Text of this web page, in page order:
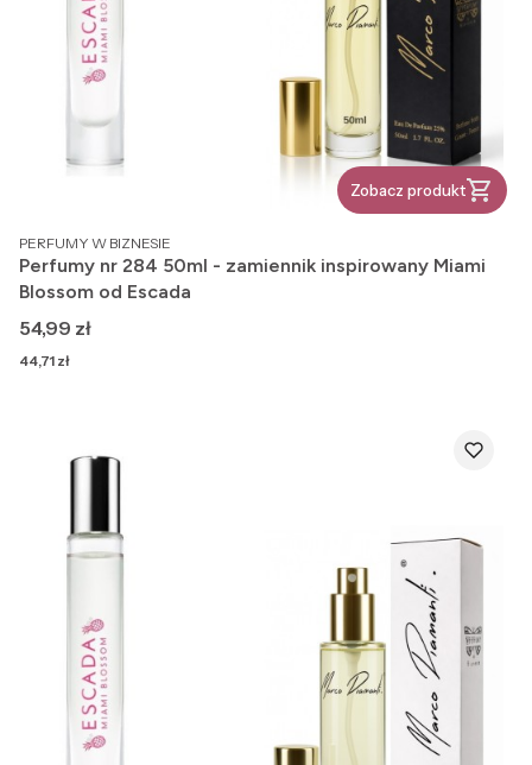
Zobacz produkt
PRODUCENT
PERFUMY W BIZNESIE
Perfumy nr 284 50ml - zamiennik inspirowany Miami
Blossom od Escada
Cena
54,99 zł
Cena
44,71 zł